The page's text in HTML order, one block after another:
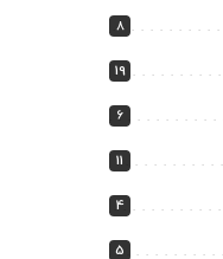
8
19
6
11
4
5